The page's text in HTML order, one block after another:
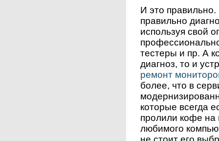
И это правильно.
правильно
используя свой
тестеры и пр. А
диагноз, то и
ремонт
более, что в
которые всегда
пролили кофе на
любимого